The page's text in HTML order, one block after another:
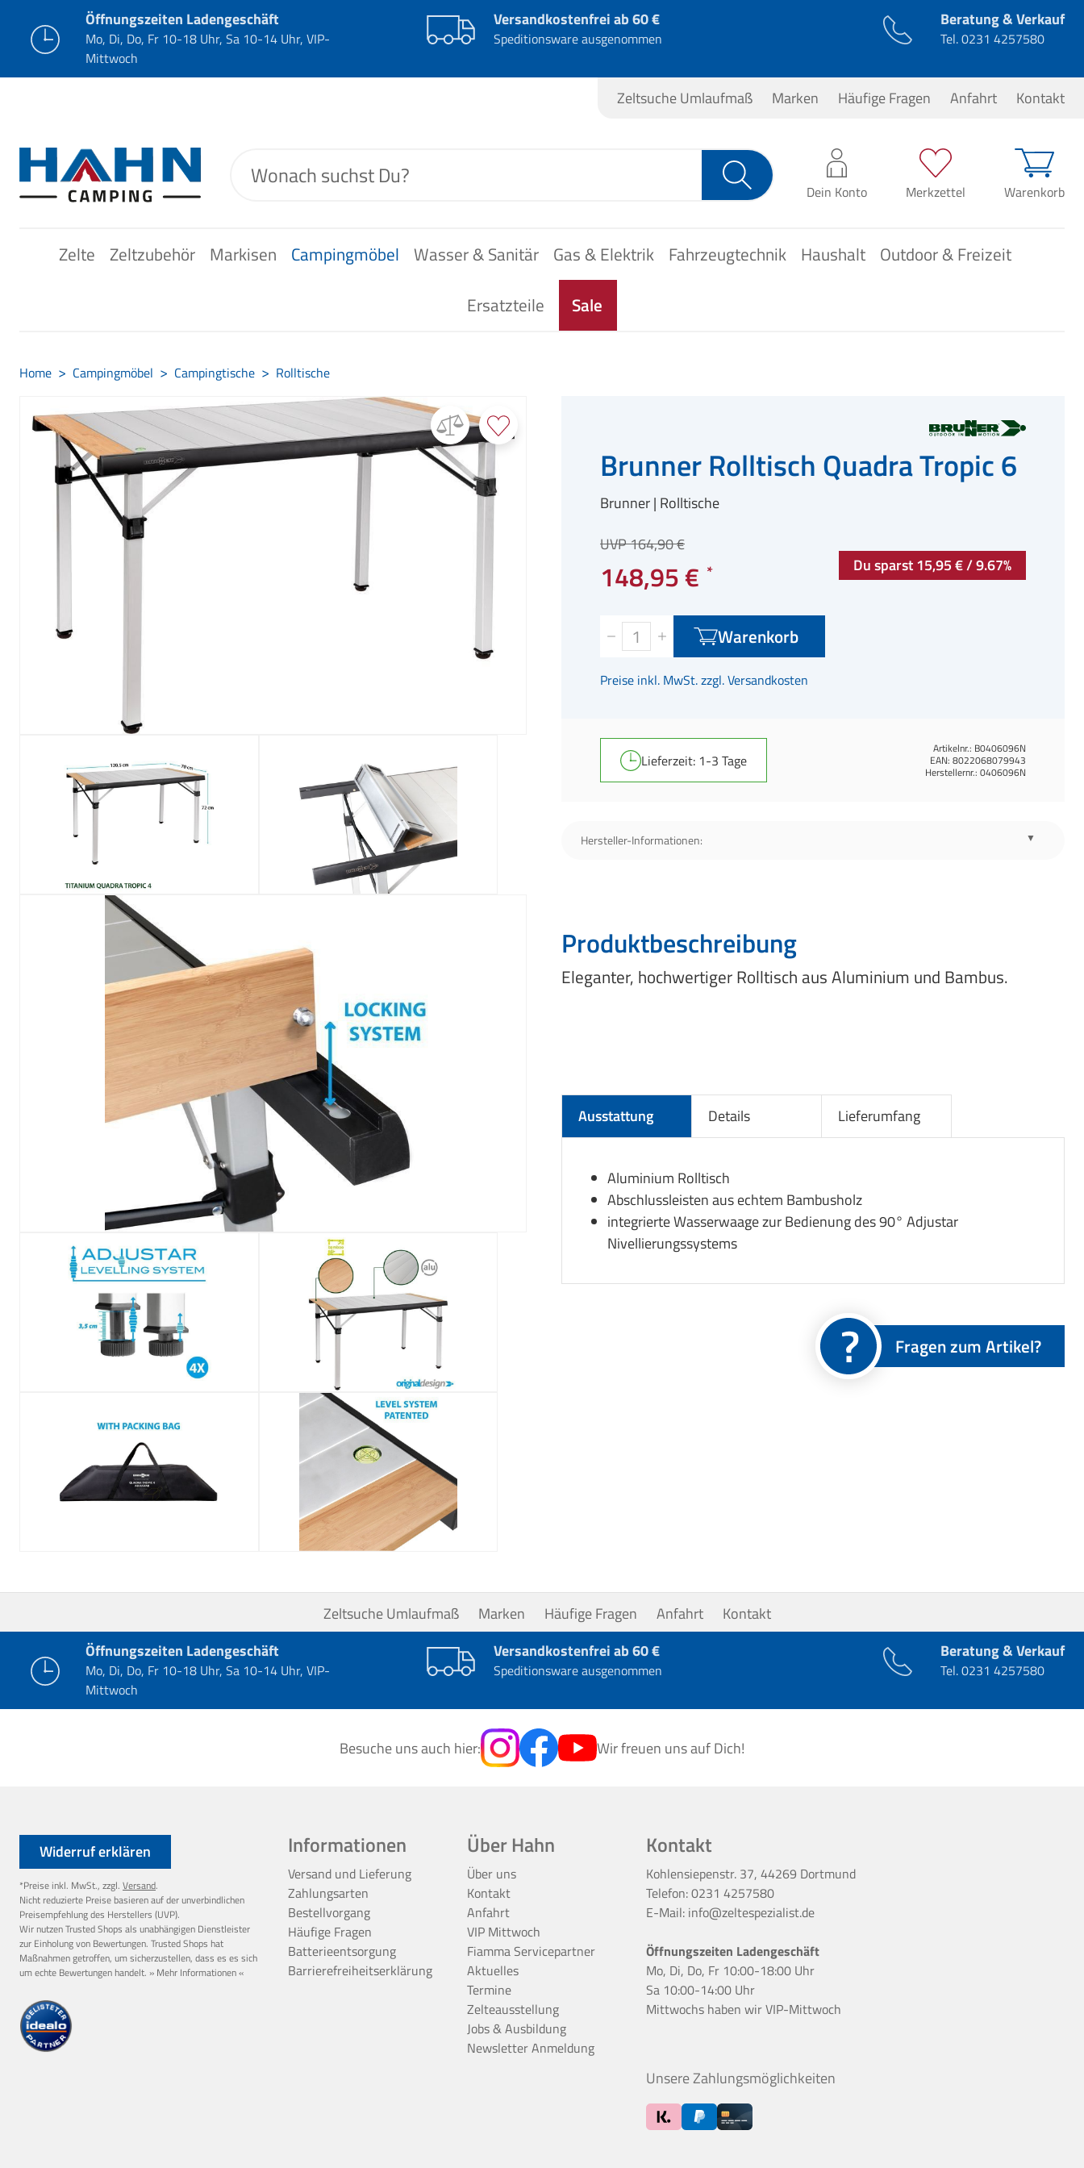
Öffnungszeiten Ladengeschäft
Mo, Di, Do, Fr 10-18 Uhr, Sa 10-14 Uhr, VIP-
Mittwoch
Versandkostenfrei ab 60 €
Speditionsware ausgenommen
Beratung & Verkauf
Tel.0231 4257580
Zeltsuche Umlaufmaß Marken Häufige Fragen Anfahrt Kontakt
Dein Konto Merkzettel Warenkorb
0,00 €*
Zelte Zeltzubehör Markisen Campingmöbel Wasser & Sanitär Gas & Elektrik Fahrzeugtechnik Haushalt
Outdoor & Freizeit
Ersatzteile
Sale
Home Campingmöbel Campingtische Rolltische
Brunner Rolltisch Quadra Tropic 6
Brunner Rolltische
UVP 164,90 €
148,95 € Du sparst 15,95 € / 9.67%
Warenkorb
Preise inkl. MwSt. zzgl. Versandkosten
Lieferzeit: 1-3 Tage
Artikelnr.: B0406096N
EAN: 8022068079943
Herstellernr.: 0406096N
Hersteller-Informationen:
Produktbeschreibung
Eleganter, hochwertiger Rolltisch aus Aluminium und Bambus.
Ausstattung Details Lieferumfang
Aluminium Rolltisch
Abschlussleisten aus echtem Bambusholz
integrierte Wasserwaage zur Bedienung des 90° Adjustar
Nivellierungssystems
Fragen zum Artikel?
Zeltsuche Umlaufmaß Marken Häufige Fragen Anfahrt
Kontakt
Öffnungszeiten Ladengeschäft
Mo, Di, Do, Fr 10-18 Uhr, Sa 10-14 Uhr, VIP-
Mittwoch
Versandkostenfrei ab 60 €
Speditionsware ausgenommen
Beratung & Verkauf
Tel.0231 4257580
Besuche uns auch hier: Wir freuen uns auf Dich!
Widerruf erklären
*Preise inkl. MwSt., zzgl. Versand.
Nicht reduzierte Preise basieren auf der unverbindlichen
Preisempfehlung des Herstellers (UVP).
Wir nutzen Trusted Shops als unabhängigen Dienstleister
zur Einholung von Bewertungen. Trusted Shops hat
Maßnahmen getroffen, um sicherzustellen, dass es es sich
um echte Bewertungen handelt. » Mehr Informationen «
Informationen
Versand und Lieferung
Zahlungsarten
Bestellvorgang
Häufige Fragen
Batterieentsorgung
Barrierefreiheitserklärung
Über Hahn
Über uns
Kontakt
Anfahrt
VIP Mittwoch
Fiamma Servicepartner
Aktuelles
Termine
Zelteausstellung
Jobs & Ausbildung
Newsletter Anmeldung
Kontakt
Kohlensiepenstr. 37, 44269 Dortmund
Telefon:0231 4257580
E-Mail: info@zeltespezialist.de
Öffnungszeiten Ladengeschäft
Mo, Di, Do, Fr 10:00-18:00 Uhr
Sa 10:00-14:00 Uhr
Mittwochs haben wirVIP-Mittwoch
Unsere Zahlungsmöglichkeiten